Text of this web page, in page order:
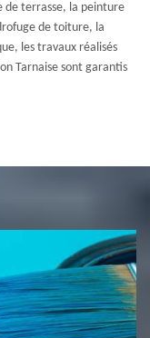
de terrasse, la peinture
de toiture, la
les travaux réalisés
Tarnaise sont garantis